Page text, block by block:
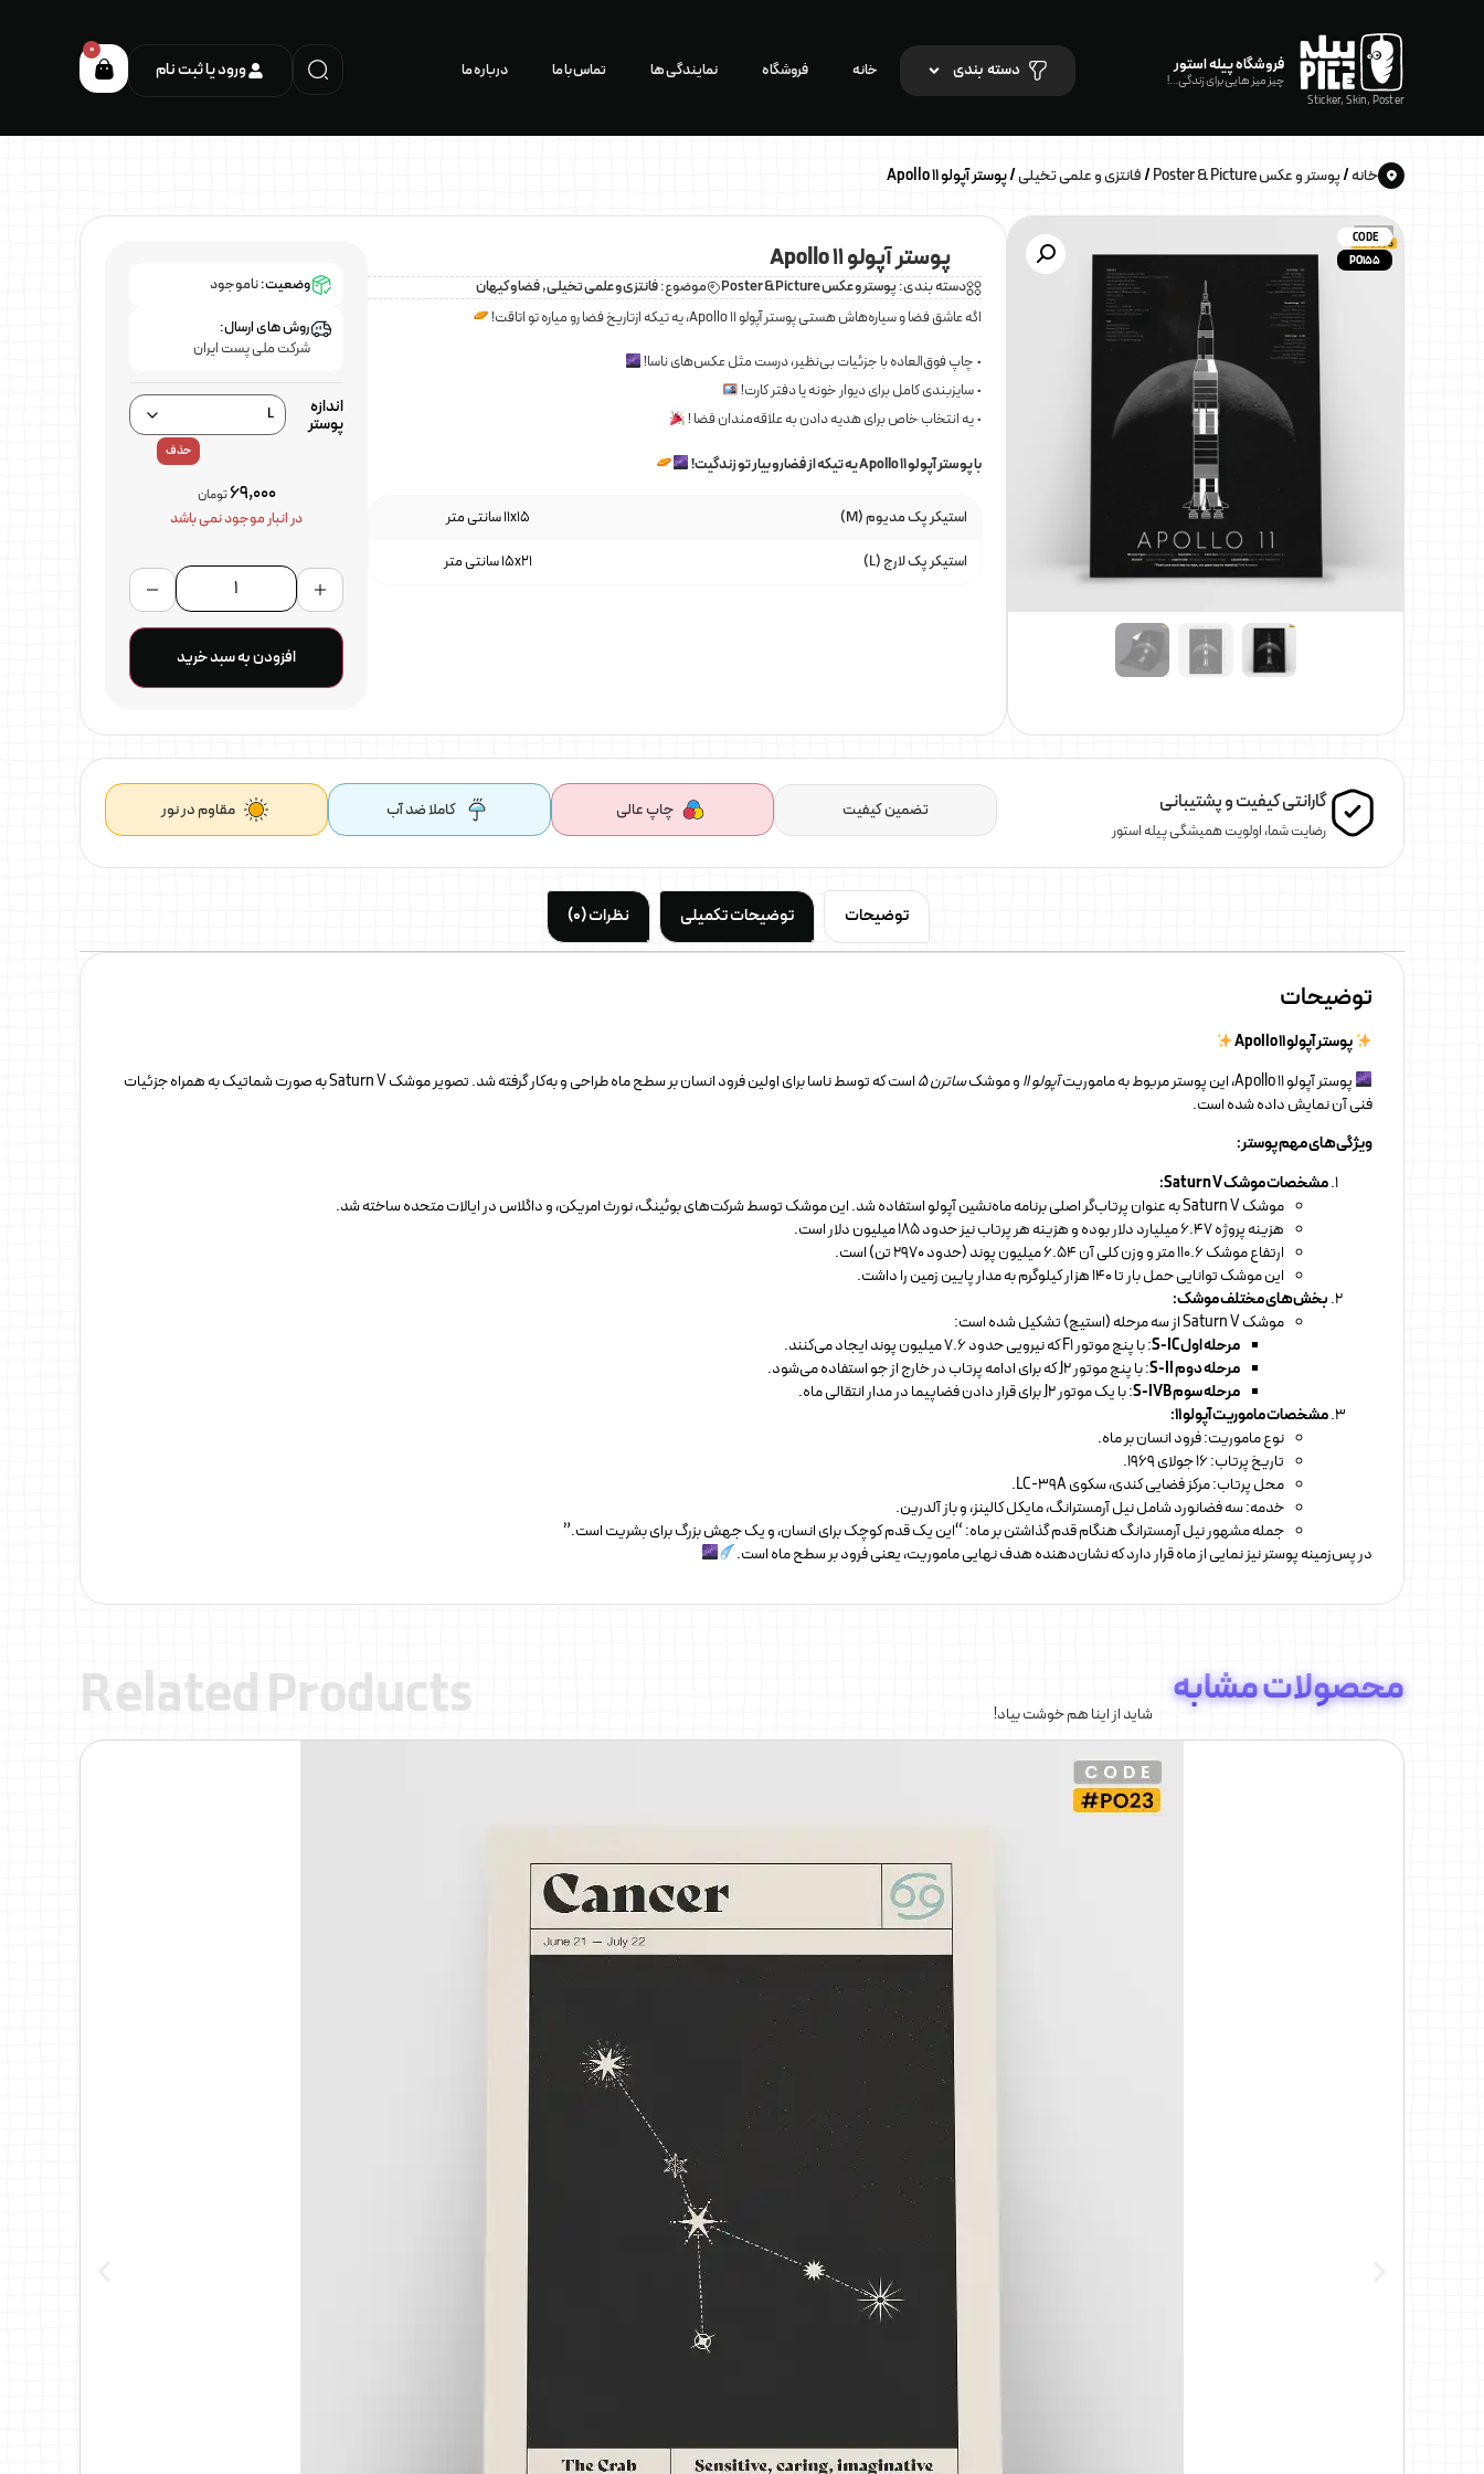
Sticker, Skin, Poster
فروشگاه پیله استور
چیز میز هایی برای زندگی…! خانه فروشگاه نمایندگی ها تماس با ما درباره ما دسته بندی
0
ورود یا ثبت نام
خانه/پوستر و عکس Poster & Picture /فانتزی و علمی تخیلی/ پوستر آپولو 11 Apollo
CODE
PO155
پوستر آپولو 11 Apollo
دسته بندی: پوستر و عکس Poster & Picture موضوع:فانتزی و علمی تخیلی,فضا و کیهان
اگه عاشق فضا و سیاره‌هاش هستی پوستر آپولو 11 Apollo، یه تیکه ازتاریخ فضا رو میاره تو اتاقت!
• چاپ فوق‌العاده با جزئیات بی‌نظیر، درست مثل عکس‌های ناسا!
• سایزبندی کامل برای دیوار خونه یا دفتر کارت!
• یه انتخاب خاص برای هدیه دادن به علاقه‌مندان فضا !
با پوستر آپولو 11 Apollo یه تیکه از فضارو بیار تو زندگیت!
استیکر پک مدیوم (M)
11x15 سانتی متر
استیکر پک لارج (L)
15x21 سانتی متر
وضعیت:ناموجود
روش های ارسال:
شرکت ملی پست ایران
اندازه
پوستر
حذف
69,000تومان
در انبار موجود نمی باشد
افزودن به سبد خرید
گارانتی کیفیت و پشتیبانی
رضایت شما، اولویت همیشگی پیله استور
تضمین کیفیت چاپ عالی کاملا ضد آب مقاوم در نور
توضیحات توضیحات تکمیلی نظرات (0)
توضیحات
پوستر آپولو 11 Apollo
پوستر آپولو 11 Apollo، این پوستر مربوط به ماموریت
آپولو ۱۱ و موشکساترن ۵
است که توسط ناسا برای اولین فرود انسان بر سطح ماه طراحی و به‌کار گرفته شد. تصویر موشک Saturn V به صورت شماتیک به همراه جزئیات
فنی آن نمایش داده شده است.
ویژگی‌های مهم پوستر:
مشخصات موشک Saturn V:
موشک Saturn V به عنوان پرتاب‌گر اصلی برنامه ماه‌نشین آپولو استفاده شد. این موشک توسط شرکت‌های بوئینگ، نورث امریکن، و داگلاس در ایالات متحده ساخته شد.
هزینه پروژه ۶.۴۷ میلیارد دلار بوده و هزینه هر پرتاب نیز حدود ۱۸۵ میلیون دلار است.
ارتفاع موشک ۱۱۰.۶ متر و وزن کلی آن ۶.۵۴ میلیون پوند (حدود ۲۹۷۰ تن) است.
این موشک توانایی حمل بار تا ۱۴۰ هزار کیلوگرم به مدار پایین زمین را داشت.
بخش‌های مختلف موشک:
موشک Saturn V از سه مرحله (استیج) تشکیل شده است:
مرحله اول S-IC
: با پنج موتور F1 که نیرویی حدود ۷.۶ میلیون پوند ایجاد می‌کنند.
مرحله دوم S-II
: با پنج موتور J2 که برای ادامه پرتاب در خارج از جو استفاده می‌شود.
مرحله سوم S-IVB
: با یک موتور J2 برای قرار دادن فضاپیما در مدار انتقالی ماه.
مشخصات ماموریت آپولو ۱۱:
نوع ماموریت: فرود انسان بر ماه.
تاریخ پرتاب: ۱۶ جولای ۱۹۶۹.
محل پرتاب: مرکز فضایی کندی، سکوی LC-39A.
خدمه: سه فضانورد شامل نیل آرمسترانگ، مایکل کالینز، و باز آلدرین.
جمله مشهور نیل آرمسترانگ هنگام قدم گذاشتن بر ماه: “این یک قدم کوچک برای انسان، و یک جهش بزرگ برای بشریت است.”
در پس‌زمینه پوستر نیز نمایی از ماه قرار دارد که نشان‌دهنده هدف نهایی ماموریت، یعنی فرود بر سطح ماه است.
محصولات مشابه شاید از اینا هم خوشت بیاد! Related Products